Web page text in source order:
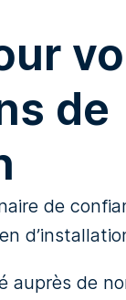
de
de
auprès de